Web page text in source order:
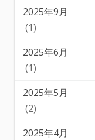
2025年9月
(1)
2025年6月
(1)
2025年5月
(2)
2025年4月